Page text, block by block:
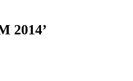
2014’